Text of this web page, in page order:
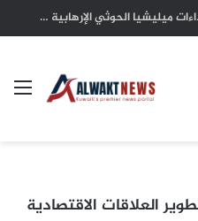
بذكرى الاستقلال لبلاده
العلاقات الاقتصادية